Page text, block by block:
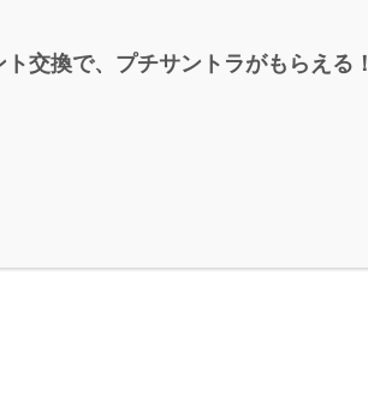
交換で、プチサントラがもらえる！